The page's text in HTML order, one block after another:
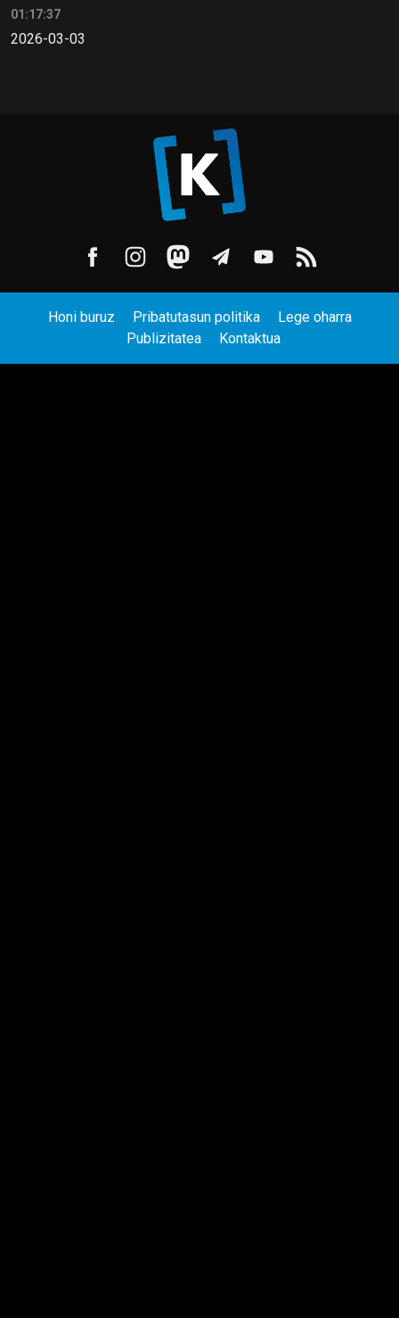
01:17:37
2026-03-03
Honi buruz Pribatutasun politika
Lege oharra
Publizitatea
Kontaktua